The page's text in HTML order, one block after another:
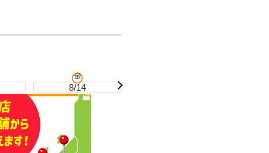
金
8/14